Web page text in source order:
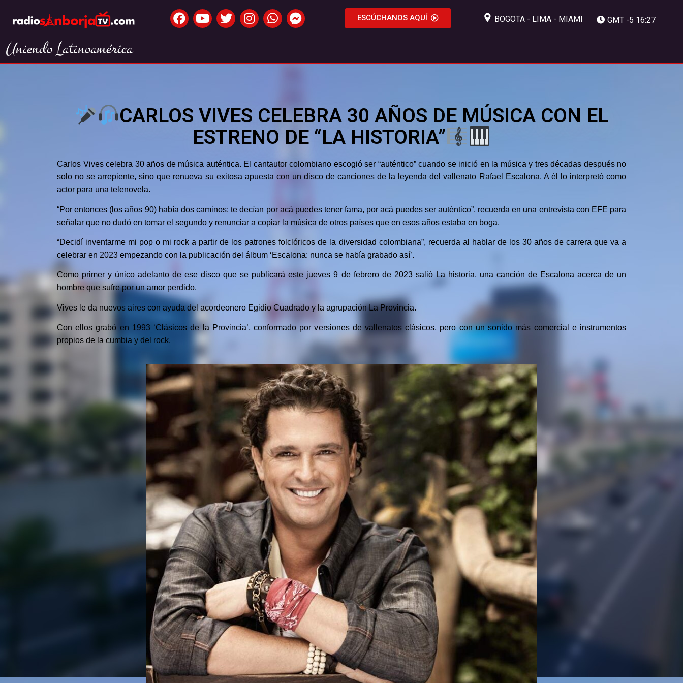
ESCÚCHANOS AQUÍ BOGOTA - LIMA - MIAMI GMT -5 16:27
Uniendo Latinoamérica
CARLOS VIVES CELEBRA 30 AÑOS DE MÚSICA CON EL
ESTRENO DE “LA HISTORIA”
Carlos Vives celebra 30 años de música auténtica. El cantautor colombiano escogió ser “auténtico” cuando se inició en la música y tres décadas después no
solo no se arrepiente, sino que renueva su exitosa apuesta con un disco de canciones de la leyenda del vallenato Rafael Escalona. A él lo interpretó como
actor para una telenovela.
“Por entonces (los años 90) había dos caminos: te decían por acá puedes tener fama, por acá puedes ser auténtico”, recuerda en una entrevista con EFE para
señalar que no dudó en tomar el segundo y renunciar a copiar la música de otros países que en esos años estaba en boga.
“Decidí inventarme mi pop o mi rock a partir de los patrones folclóricos de la diversidad colombiana”, recuerda al hablar de los 30 años de carrera que va a
celebrar en 2023 empezando con la publicación del álbum ‘Escalona: nunca se había grabado así’.
Como primer y único adelanto de ese disco que se publicará este jueves 9 de febrero de 2023 salió La historia, una canción de Escalona acerca de un
hombre que sufre por un amor perdido.
Vives le da nuevos aires con ayuda del acordeonero Egidio Cuadrado y la agrupación La Provincia.
Con ellos grabó en 1993 ‘Clásicos de la Provincia’, conformado por versiones de vallenatos clásicos, pero con un sonido más comercial e instrumentos
propios de la cumbia y del rock.